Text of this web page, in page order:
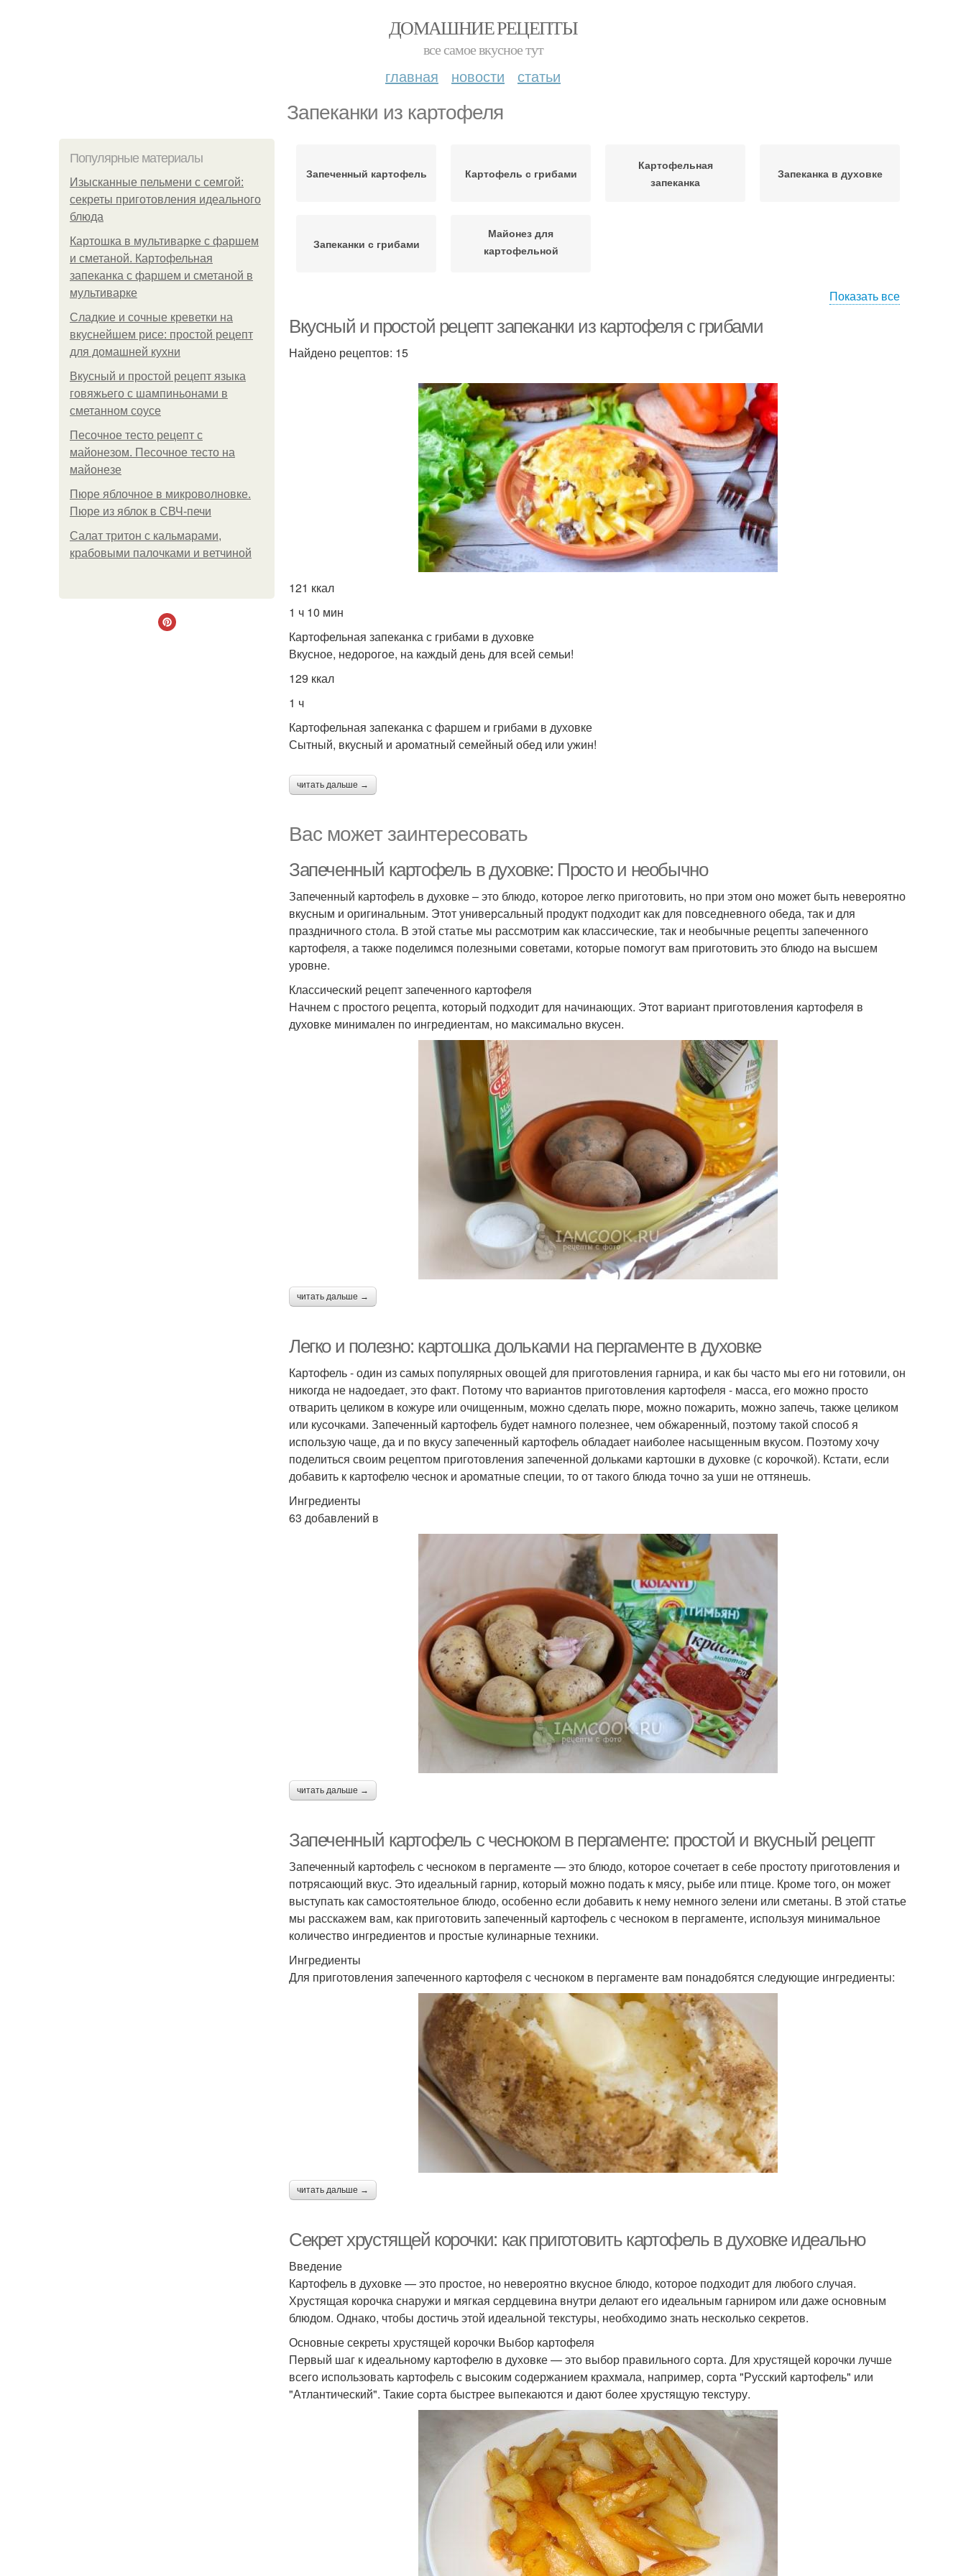
ДОМАШНИЕ РЕЦЕПТЫ
все самое вкусное тут
главная новости статьи
Запеканки из картофеля
Популярные материалы
Изысканные пельмени с семгой:
секреты приготовления идеального
блюда
Картошка в мультиварке с фаршем
и сметаной. Картофельная
запеканка с фаршем и сметаной в
мультиварке
Сладкие и сочные креветки на
вкуснейшем рисе: простой рецепт
для домашней кухни
Вкусный и простой рецепт языка
говяжьего с шампиньонами в
сметанном соусе
Песочное тесто рецепт с
майонезом. Песочное тесто на
майонезе
Пюре яблочное в микроволновке.
Пюре из яблок в СВЧ-печи
Салат тритон с кальмарами,
крабовыми палочками и ветчиной
Запеченный картофель Картофель с грибами
Картофельная
запеканка
Запеканка в духовке
Запеканки с грибами
Майонез для
картофельной
Показать все
Вкусный и простой рецепт запеканки из картофеля с грибами
Найдено рецептов: 15
121 ккал
1 ч 10 мин
Картофельная запеканка с грибами в духовке
Вкусное, недорогое, на каждый день для всей семьи!
129 ккал
1 ч
Картофельная запеканка с фаршем и грибами в духовке
Сытный, вкусный и ароматный семейный обед или ужин!
читать дальше →
Вас может заинтересовать
Запеченный картофель в духовке: Просто и необычно
Запеченный картофель в духовке – это блюдо, которое легко приготовить, но при этом оно может быть невероятно
вкусным и оригинальным. Этот универсальный продукт подходит как для повседневного обеда, так и для
праздничного стола. В этой статье мы рассмотрим как классические, так и необычные рецепты запеченного
картофеля, а также поделимся полезными советами, которые помогут вам приготовить это блюдо на высшем
уровне.
Классический рецепт запеченного картофеля
Начнем с простого рецепта, который подходит для начинающих. Этот вариант приготовления картофеля в
духовке минимален по ингредиентам, но максимально вкусен.
читать дальше →
Легко и полезно: картошка дольками на пергаменте в духовке
Картофель - один из самых популярных овощей для приготовления гарнира, и как бы часто мы его ни готовили, он
никогда не надоедает, это факт. Потому что вариантов приготовления картофеля - масса, его можно просто
отварить целиком в кожуре или очищенным, можно сделать пюре, можно пожарить, можно запечь, также целиком
или кусочками. Запеченный картофель будет намного полезнее, чем обжаренный, поэтому такой способ я
использую чаще, да и по вкусу запеченный картофель обладает наиболее насыщенным вкусом. Поэтому хочу
поделиться своим рецептом приготовления запеченной дольками картошки в духовке (с корочкой). Кстати, если
добавить к картофелю чеснок и ароматные специи, то от такого блюда точно за уши не оттянешь.
Ингредиенты
63 добавлений в
читать дальше →
Запеченный картофель с чесноком в пергаменте: простой и вкусный рецепт
Запеченный картофель с чесноком в пергаменте — это блюдо, которое сочетает в себе простоту приготовления и
потрясающий вкус. Это идеальный гарнир, который можно подать к мясу, рыбе или птице. Кроме того, он может
выступать как самостоятельное блюдо, особенно если добавить к нему немного зелени или сметаны. В этой статье
мы расскажем вам, как приготовить запеченный картофель с чесноком в пергаменте, используя минимальное
количество ингредиентов и простые кулинарные техники.
Ингредиенты
Для приготовления запеченного картофеля с чесноком в пергаменте вам понадобятся следующие ингредиенты:
читать дальше →
Секрет хрустящей корочки: как приготовить картофель в духовке идеально
Введение
Картофель в духовке — это простое, но невероятно вкусное блюдо, которое подходит для любого случая.
Хрустящая корочка снаружи и мягкая сердцевина внутри делают его идеальным гарниром или даже основным
блюдом. Однако, чтобы достичь этой идеальной текстуры, необходимо знать несколько секретов.
Основные секреты хрустящей корочки Выбор картофеля
Первый шаг к идеальному картофелю в духовке — это выбор правильного сорта. Для хрустящей корочки лучше
всего использовать картофель с высоким содержанием крахмала, например, сорта "Русский картофель" или
"Атлантический". Такие сорта быстрее выпекаются и дают более хрустящую текстуру.